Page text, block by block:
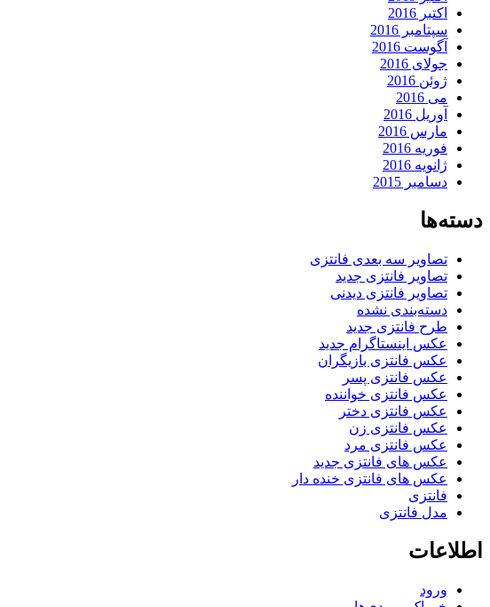
اکتبر 2016
سپتامبر 2016
آگوست 2016
جولای 2016
ژوئن 2016
می 2016
آوریل 2016
مارس 2016
فوریه 2016
ژانویه 2016
دسامبر 2015
دسته‌ها
تصاویر سه بعدی فانتزی
تصاویر فانتزی جدید
تصاویر فانتزی دیدنی
دسته‌بندی نشده
طرح فانتزی جدید
عکس اینستاگرام جدید
عکس فانتزی بازیگران
عکس فانتزی پسر
عکس فانتزی خواننده
عکس فانتزی دختر
عکس فانتزی زن
عکس فانتزی مرد
عکس های فانتزی جدید
عکس های فانتزی خنده دار
فانتزی
مدل فانتزی
اطلاعات
ورود